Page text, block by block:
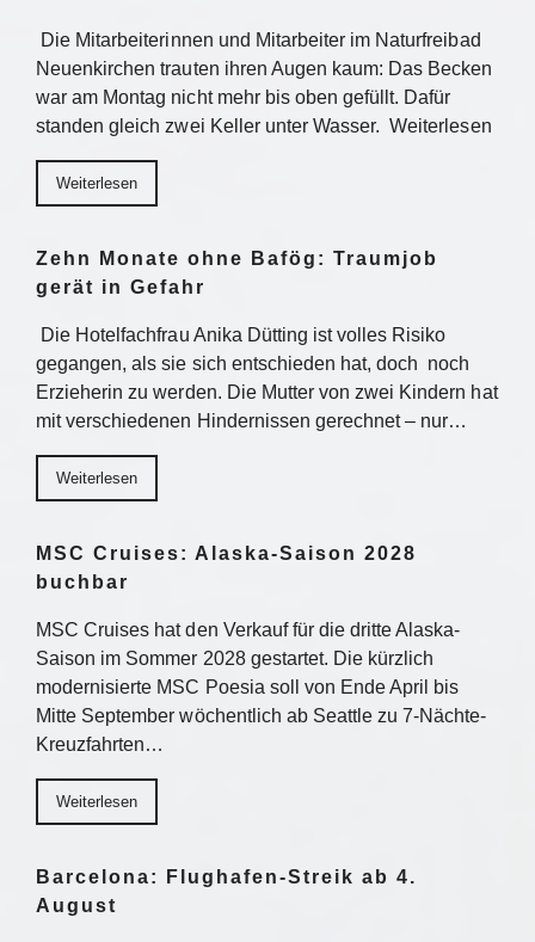
Die Mitarbeiterinnen und Mitarbeiter im Naturfreibad
Neuenkirchen trauten ihren Augen kaum: Das Becken
war am Montag nicht mehr bis oben gefüllt. Dafür
standen gleich zwei Keller unter Wasser. Weiterlesen
Weiterlesen
Zehn Monate ohne Bafög: Traumjob
gerät in Gefahr
Die Hotelfachfrau Anika Dütting ist volles Risiko
gegangen, als sie sich entschieden hat, doch noch
Erzieherin zu werden. Die Mutter von zwei Kindern hat
mit verschiedenen Hindernissen gerechnet – nur…
Weiterlesen
MSC Cruises: Alaska-Saison 2028
buchbar
MSC Cruises hat den Verkauf für die dritte Alaska-
Saison im Sommer 2028 gestartet. Die kürzlich
modernisierte MSC Poesia soll von Ende April bis
Mitte September wöchentlich ab Seattle zu 7-Nächte-
Kreuzfahrten…
Weiterlesen
Barcelona: Flughafen-Streik ab 4.
August